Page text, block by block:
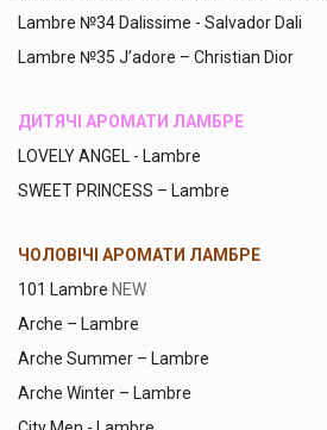
Lambre №34 Dalissime - Salvador Dali
Lambre №35 J’adore – Christian Dior
ДИТЯЧІ АРОМАТИ ЛАМБРЕ
LOVELY ANGEL - Lambre
SWEET PRINCESS – Lambre
ЧОЛОВІЧІ АРОМАТИ ЛАМБРЕ
101 Lambre NEW
Arche – Lambre
Arche Summer – Lambre
Arche Winter – Lambre